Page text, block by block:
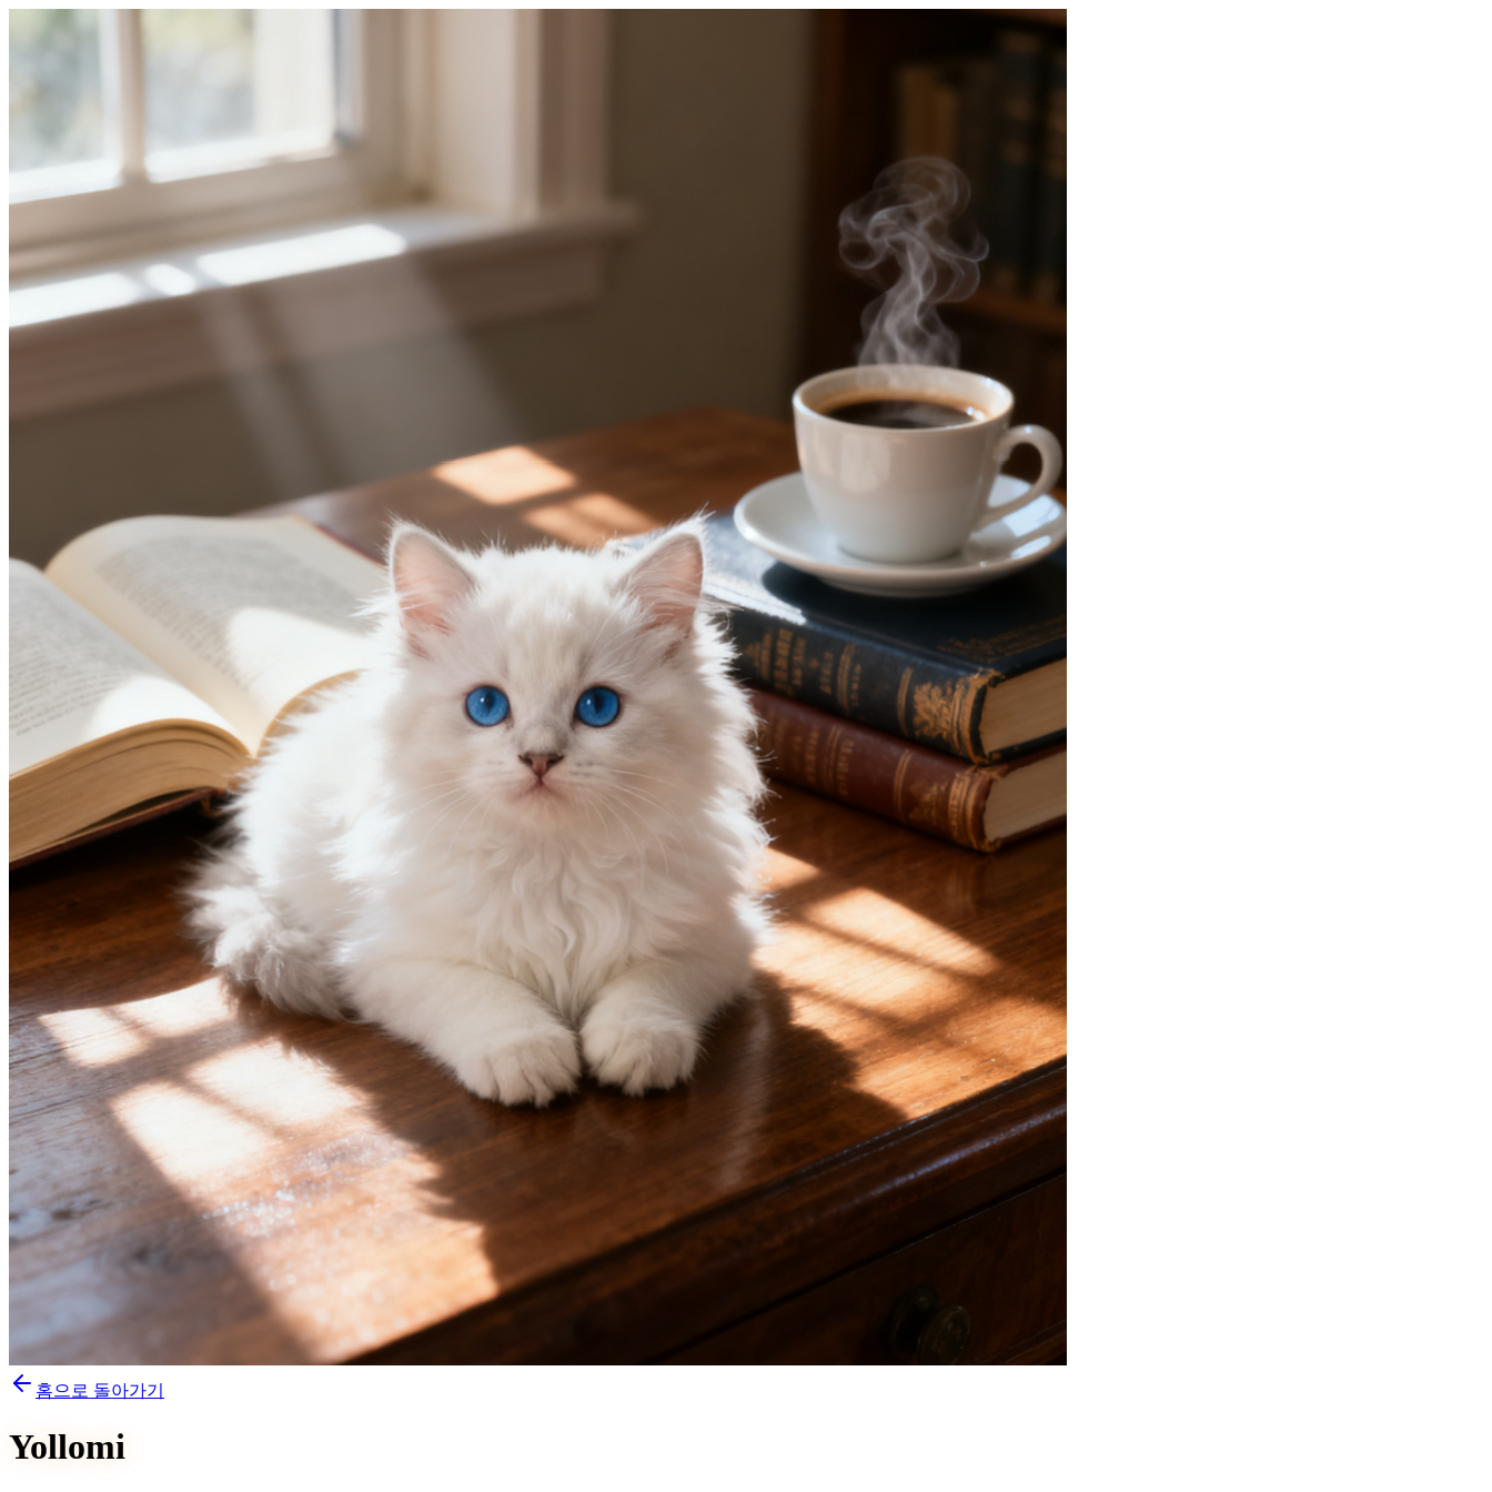
홈으로 돌아가기
Yollomi